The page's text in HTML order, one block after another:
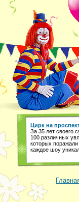
Цирк на
За 35 лет своего
100 различных
которых
каждое шоу